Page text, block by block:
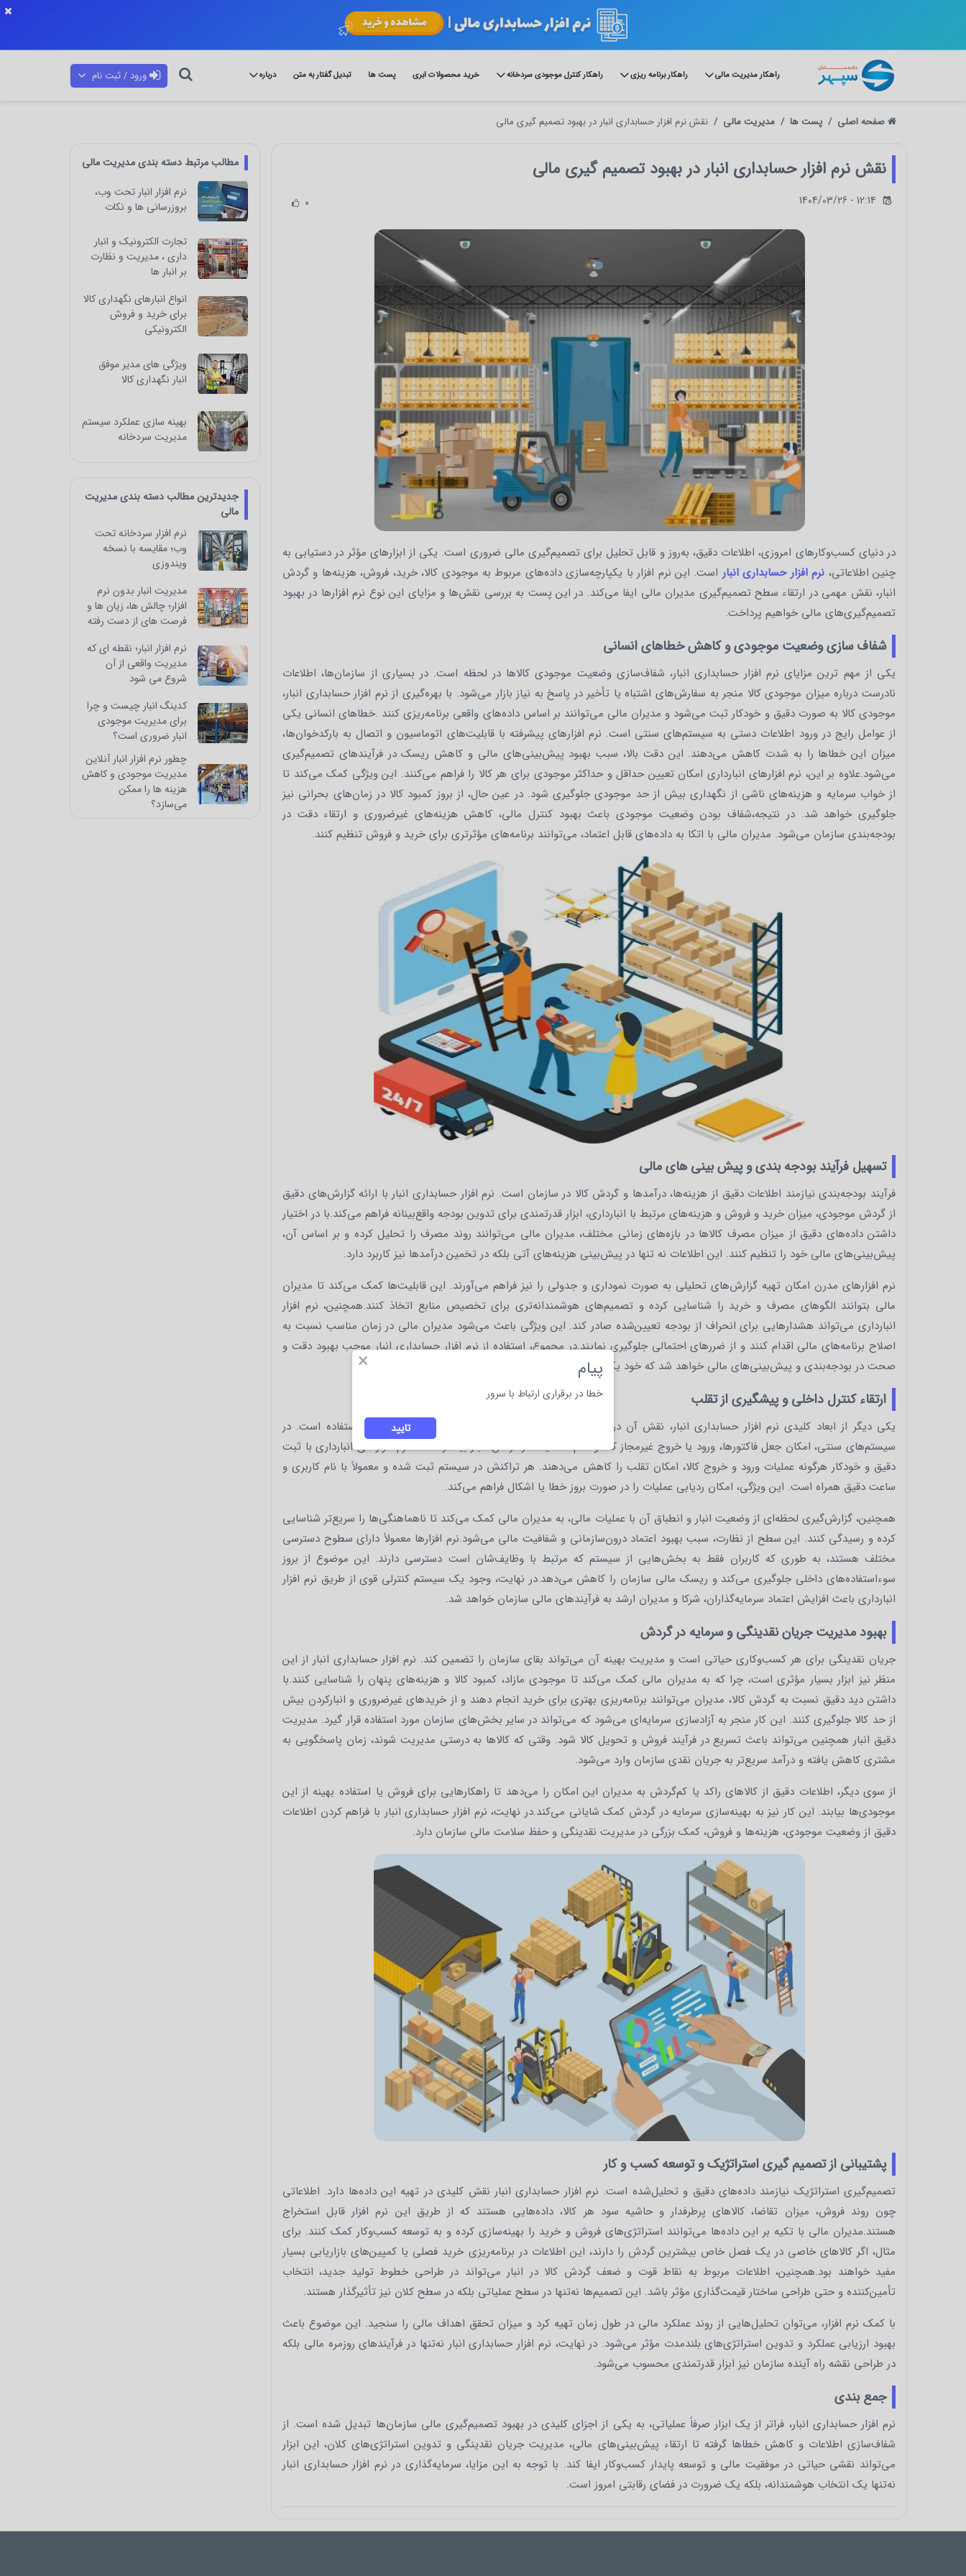
ورود / ثبت نام راهکار مدیریت مالی راهکار برنامه ریزی راهکار کنترل موجودی سردخانه خرید محصولات ابری پست ها تبدیل گفتار به متن درباره
صفحه اصلی پست ها مدیریت مالی نقش نرم‌ افزار حسابداری انبار در بهبود تصمیم‌ گیری مالی
نقش نرم‌ افزار حسابداری انبار در بهبود تصمیم‌ گیری مالی
0 1404/03/26 - 12:14
در دنیای کسب‌وکارهای امروزی، اطلاعات دقیق، به‌روز و قابل تحلیل برای تصمیم‌گیری مالی ضروری است. یکی از ابزارهای مؤثر در دستیابی به
چنین اطلاعاتی، نرم‌ افزار حسابداری انباراست. این نرم‌ افزار با یکپارچه‌سازی داده‌های مربوط به موجودی کالا، خرید، فروش، هزینه‌ها و گردش
انبار، نقش مهمی در ارتقاء سطح تصمیم‌گیری مدیران مالی ایفا می‌کند. در این پست به بررسی نقش‌ها و مزایای این نوع نرم‌ افزارها در بهبود
تصمیم‌گیری‌های مالی خواهیم پرداخت.
شفاف ‌سازی وضعیت موجودی و کاهش خطاهای انسانی
یکی از مهم‌ ترین مزایای نرم‌ افزار حسابداری انبار، شفاف‌سازی وضعیت موجودی کالاها در لحظه است. در بسیاری از سازمان‌ها، اطلاعات
نادرست درباره میزان موجودی کالا منجر به سفارش‌های اشتباه یا تأخیر در پاسخ به نیاز بازار می‌شود. با بهره‌گیری از نرم‌ افزار حسابداری انبار،
موجودی کالا به صورت دقیق و خودکار ثبت می‌شود و مدیران مالی می‌توانند بر اساس داده‌های واقعی برنامه‌ریزی کنند .خطاهای انسانی یکی
از عوامل رایج در ورود اطلاعات دستی به سیستم‌های سنتی است. نرم‌ افزارهای پیشرفته با قابلیت‌های اتوماسیون و اتصال به بارکدخوان‌ها،
میزان این خطاها را به شدت کاهش می‌دهند. این دقت بالا، سبب بهبود پیش‌بینی‌های مالی و کاهش ریسک در فرآیندهای تصمیم‌گیری
می‌شود.علاوه بر این، نرم‌ افزارهای انبارداری امکان تعیین حداقل و حداکثر موجودی برای هر کالا را فراهم می‌کنند. این ویژگی کمک می‌کند تا
از خواب سرمایه و هزینه‌های ناشی از نگهداری بیش از حد موجودی جلوگیری شود. در عین حال، از بروز کمبود کالا در زمان‌های بحرانی نیز
جلوگیری خواهد شد. در نتیجه،شفاف بودن وضعیت موجودی باعث بهبود کنترل مالی، کاهش هزینه‌های غیرضروری و ارتقاء دقت در
بودجه‌بندی سازمان می‌شود. مدیران مالی با اتکا به داده‌های قابل اعتماد، می‌توانند برنامه‌های مؤثرتری برای خرید و فروش تنظیم کنند.
تسهیل فرآیند بودجه‌ بندی و پیش‌ بینی‌ های مالی
فرآیند بودجه‌بندی نیازمند اطلاعات دقیق از هزینه‌ها، درآمدها و گردش کالا در سازمان است. نرم‌ افزار حسابداری انبار با ارائه گزارش‌های دقیق
از گردش موجودی، میزان خرید و فروش و هزینه‌های مرتبط با انبارداری، ابزار قدرتمندی برای تدوین بودجه واقع‌بینانه فراهم می‌کند.با در اختیار
داشتن داده‌های دقیق از میزان مصرف کالاها در بازه‌های زمانی مختلف، مدیران مالی می‌توانند روند مصرف را تحلیل کرده و بر اساس آن،
پیش‌بینی‌های مالی خود را تنظیم کنند. این اطلاعات نه تنها در پیش‌بینی هزینه‌های آتی بلکه در تخمین درآمدها نیز کاربرد دارد.
نرم‌ افزارهای مدرن امکان تهیه گزارش‌های تحلیلی به صورت نموداری و جدولی را نیز فراهم می‌آورند. این قابلیت‌ها کمک می‌کند تا مدیران
مالی بتوانند الگوهای مصرف و خرید را شناسایی کرده و تصمیم‌های هوشمندانه‌تری برای تخصیص منابع اتخاذ کنند.همچنین، نرم‌ افزار
انبارداری می‌تواند هشدارهایی برای انحراف از بودجه تعیین‌شده صادر کند. این ویژگی باعث می‌شود مدیران مالی در زمان مناسب نسبت به
اصلاح برنامه‌های مالی اقدام کنند و از ضررهای احتمالی جلوگیری نمایند.در مجموع، استفاده از نرم‌ افزار حسابداری انبار موجب بهبود دقت و
صحت در بودجه‌بندی و پیش‌بینی‌های مالی خواهد شد که خود یکی از ارکان تصمیم‌گیری مالی هوشمندانه است.
ارتقاء کنترل داخلی و پیشگیری از تقلب
یکی دیگر از ابعاد کلیدی نرم‌ افزار حسابداری انبار، نقش آن در بهبود کنترل داخلی و کاهش احتمال بروز تقلب یا سوءاستفاده است. در
سیستم‌های سنتی، امکان جعل فاکتورها، ورود یا خروج غیرمجاز کالا و عدم شفافیت در گردش انبار بیشتر است. نرم‌ افزارهای انبارداری با ثبت
دقیق و خودکار هرگونه عملیات ورود و خروج کالا، امکان تقلب را کاهش می‌دهند. هر تراکنش در سیستم ثبت شده و معمولاً با نام کاربری و
ساعت دقیق همراه است. این ویژگی، امکان ردیابی عملیات را در صورت بروز خطا یا اشکال فراهم می‌کند.
همچنین، گزارش‌گیری لحظه‌ای از وضعیت انبار و انطباق آن با عملیات مالی، به مدیران مالی کمک می‌کند تا ناهماهنگی‌ها را سریع‌تر شناسایی
کرده و رسیدگی کنند. این سطح از نظارت، سبب بهبود اعتماد درون‌سازمانی و شفافیت مالی می‌شود.نرم‌ افزارها معمولاً دارای سطوح دسترسی
مختلف هستند، به طوری که کاربران فقط به بخش‌هایی از سیستم که مرتبط با وظایف‌شان است دسترسی دارند. این موضوع از بروز
سوءاستفاده‌های داخلی جلوگیری می‌کند و ریسک مالی سازمان را کاهش می‌دهد.در نهایت، وجود یک سیستم کنترلی قوی از طریق نرم‌ افزار
انبارداری باعث افزایش اعتماد سرمایه‌گذاران، شرکا و مدیران ارشد به فرآیندهای مالی سازمان خواهد شد.
بهبود مدیریت جریان نقدینگی و سرمایه در گردش
جریان نقدینگی برای هر کسب‌وکاری حیاتی است و مدیریت بهینه آن می‌تواند بقای سازمان را تضمین کند. نرم‌ افزار حسابداری انبار از این
منظر نیز ابزار بسیار مؤثری است، چرا که به مدیران مالی کمک می‌کند تا موجودی مازاد، کمبود کالا و هزینه‌های پنهان را شناسایی کنند.با
داشتن دید دقیق نسبت به گردش کالا، مدیران می‌توانند برنامه‌ریزی بهتری برای خرید انجام دهند و از خریدهای غیرضروری و انبارکردن بیش
از حد کالا جلوگیری کنند. این کار منجر به آزادسازی سرمایه‌ای می‌شود که می‌تواند در سایر بخش‌های سازمان مورد استفاده قرار گیرد. مدیریت
دقیق انبار همچنین می‌تواند باعث تسریع در فرآیند فروش و تحویل کالا شود. وقتی که کالاها به درستی مدیریت شوند، زمان پاسخگویی به
مشتری کاهش یافته و درآمد سریع‌تر به جریان نقدی سازمان وارد می‌شود.
از سوی دیگر، اطلاعات دقیق از کالاهای راکد یا کم‌گردش به مدیران این امکان را می‌دهد تا راهکارهایی برای فروش یا استفاده بهینه از این
موجودی‌ها بیابند. این کار نیز به بهینه‌سازی سرمایه در گردش کمک شایانی می‌کند.در نهایت، نرم‌ افزار حسابداری انبار با فراهم کردن اطلاعات
دقیق از وضعیت موجودی، هزینه‌ها و فروش، کمک بزرگی در مدیریت نقدینگی و حفظ سلامت مالی سازمان دارد.
پشتیبانی از تصمیم‌ گیری استراتژیک و توسعه کسب‌ و کار
تصمیم‌گیری استراتژیک نیازمند داده‌های دقیق و تحلیل‌شده است. نرم‌ افزار حسابداری انبار نقش کلیدی در تهیه این داده‌ها دارد. اطلاعاتی
چون روند فروش، میزان تقاضا، کالاهای پرطرفدار و حاشیه سود هر کالا، داده‌هایی هستند که از طریق این نرم‌ افزار قابل استخراج
هستند.مدیران مالی با تکیه بر این داده‌ها می‌توانند استراتژی‌های فروش و خرید را بهینه‌سازی کرده و به توسعه کسب‌وکار کمک کنند. برای
مثال، اگر کالاهای خاصی در یک فصل خاص بیشترین گردش را دارند، این اطلاعات در برنامه‌ریزی خرید فصلی یا کمپین‌های بازاریابی بسیار
مفید خواهند بود.همچنین، اطلاعات مربوط به نقاط قوت و ضعف گردش کالا در انبار می‌تواند در طراحی خطوط تولید جدید، انتخاب
تأمین‌کننده و حتی طراحی ساختار قیمت‌گذاری مؤثر باشد. این تصمیم‌ها نه‌تنها در سطح عملیاتی بلکه در سطح کلان نیز تأثیرگذار هستند.
با کمک نرم‌ افزار، می‌توان تحلیل‌هایی از روند عملکرد مالی در طول زمان تهیه کرد و میزان تحقق اهداف مالی را سنجید. این موضوع باعث
بهبود ارزیابی عملکرد و تدوین استراتژی‌های بلندمدت مؤثر می‌شود. در نهایت، نرم‌ افزار حسابداری انبار نه‌تنها در فرآیندهای روزمره مالی بلکه
در طراحی نقشه راه آینده سازمان نیز ابزار قدرتمندی محسوب می‌شود.
جمع‌ بندی
نرم‌ افزار حسابداری انبار، فراتر از یک ابزار صرفاً عملیاتی، به یکی از اجزای کلیدی در بهبود تصمیم‌گیری مالی سازمان‌ها تبدیل شده است. از
شفاف‌سازی اطلاعات و کاهش خطاها گرفته تا ارتقاء پیش‌بینی‌های مالی، مدیریت جریان نقدینگی و تدوین استراتژی‌های کلان، این ابزار
می‌تواند نقشی حیاتی در موفقیت مالی و توسعه پایدار کسب‌وکار ایفا کند. با توجه به این مزایا، سرمایه‌گذاری در نرم‌ افزار حسابداری انبار
نه‌تنها یک انتخاب هوشمندانه، بلکه یک ضرورت در فضای رقابتی امروز است.
مطالب مرتبط دسته بندی مدیریت مالی
نرم افزار انبار تحت وب،
بروزرسانی ها و نکات
تجارت الکترونیک و انبار
داری ، مدیریت و نظارت
بر انبار ها
انواع انبارهای نگهداری کالا
برای خرید و فروش
الکترونیکی
ویژگی های مدیر موفق
انبار نگهداری کالا
بهینه سازی عملکرد سیستم
مدیریت سردخانه
جدیدترین مطالب دسته بندی مدیریت
مالی
نرم افزار سردخانه تحت
وب؛ مقایسه با نسخه
ویندوزی
مدیریت انبار بدون نرم‌
افزار؛ چالش‌ ها، زیان‌ ها و
فرصت‌ های از دست رفته
نرم‌ افزار انبار؛ نقطه‌ ای که
مدیریت واقعی از آن
شروع می‌ شود
کدینگ انبار چیست و چرا
برای مدیریت موجودی
انبار ضروری است؟
چطور نرم‌ افزار انبار آنلاین
مدیریت موجودی و کاهش
هزینه‌ ها را ممکن
می‌سازد؟
× پیام
خطا در برقراری ارتباط با سرور
تایید